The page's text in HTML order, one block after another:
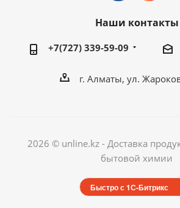
Наши контакты
+7(727) 339-59-09
г. Алматы, ул.
2026 © unline.kz - Доставка
бытовой химии
Быстро с 1С-Битрикс